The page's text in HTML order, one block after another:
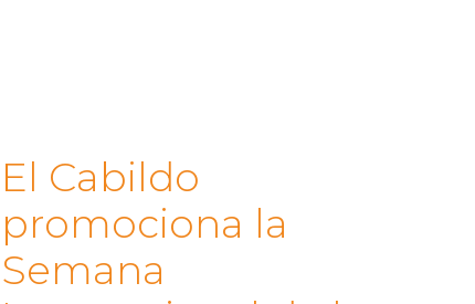
El Cabildo
promociona la
Semana